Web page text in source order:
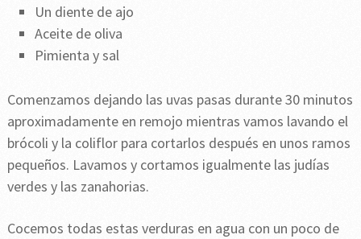
Un diente de ajo
Aceite de oliva
Pimienta y sal
Comenzamos dejando las uvas pasas durante 30 minutos
aproximadamente en remojo mientras vamos lavando el
brócoli y la coliflor para cortarlos después en unos ramos
pequeños. Lavamos y cortamos igualmente las judías
verdes y las zanahorias.
Cocemos todas estas verduras en agua con un poco de